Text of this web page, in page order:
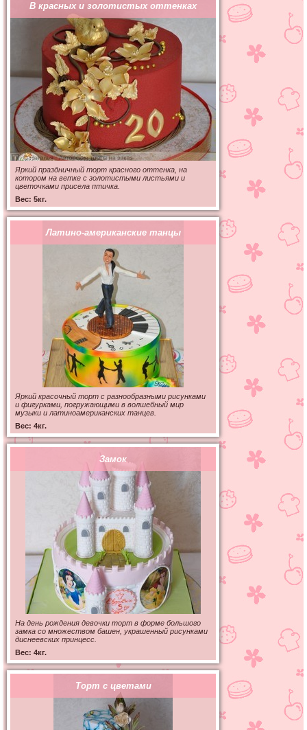
В красных и золотистых оттенках
Яркий праздничный торт красного оттенка, на
котором на ветке с золотистыми листьями и
цветочками присела птичка.
Вес: 5кг.
Латино-американские танцы
Яркий красочный торт с разнообразными рисунками
и фигурками, погружающими в волшебный мир
музыки и латиноамериканских танцев.
Вес: 4кг.
Замок
На день рождения девочки торт в форме большого
замка со множеством башен, украшенный рисунками
диснеевских принцесс.
Вес: 4кг.
Торт с цветами